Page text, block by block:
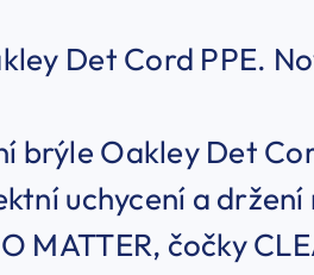
Det Cord PPE.
brýle Oakley Det
uchycení a
MATTER, čočky